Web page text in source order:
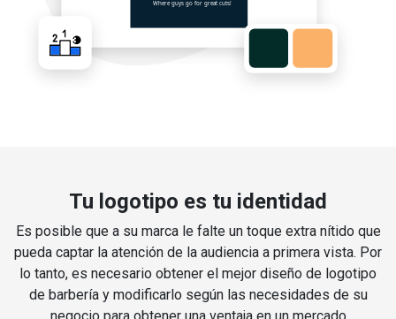
Tu logotipo es tu identidad
Es posible que a su marca le falte un toque extra nítido que
pueda captar la atención de la audiencia a primera vista. Por
lo tanto, es necesario obtener el mejor diseño de logotipo
de barbería y modificarlo según las necesidades de su